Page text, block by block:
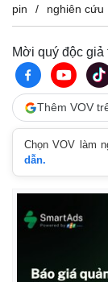
Kinh tế
Bất động sản
Khởi nghiệp
pin
nghiên cứu
Mời quý độc giả
Thêm VOV
Chọn VOV làm
dẫn.